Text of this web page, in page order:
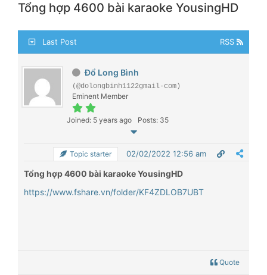
Tổng hợp 4600 bài karaoke YousingHD
Last Post RSS
Đổ Long Bình
(@dolongbinh1122gmail-com)
Eminent Member
Joined: 5 years ago Posts: 35
Topic starter 02/02/2022 12:56 am
Tổng hợp 4600 bài karaoke YousingHD
https://www.fshare.vn/folder/KF4ZDLOB7UBT
Quote